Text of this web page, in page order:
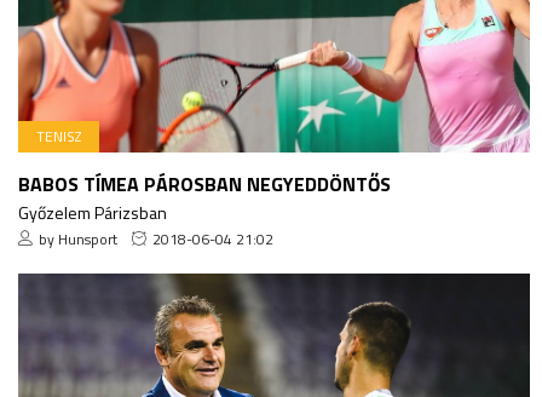
TENISZ
BABOS TÍMEA PÁROSBAN NEGYEDDÖNTŐS
Győzelem Párizsban
by Hunsport 2018-06-04 21:02